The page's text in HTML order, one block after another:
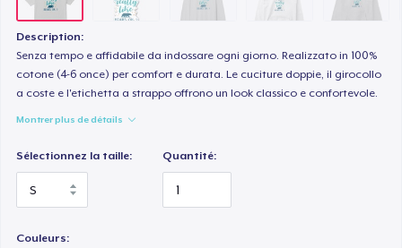
Description:
Senza tempo e affidabile da indossare ogni giorno. Realizzato in 100%
cotone (4-6 once) per comfort e durata. Le cuciture doppie, il girocollo
a coste e l'etichetta a strappo offrono un look classico e confortevole.
Montrer plus de détails
Sélectionnez la taille: Quantité:
Couleurs:
Heavy Tee
Tru Transfer Printed Classic Tee
27,99 $US
24,99 $US
Tru Transfer Unisex Crewneck Sweatshirt